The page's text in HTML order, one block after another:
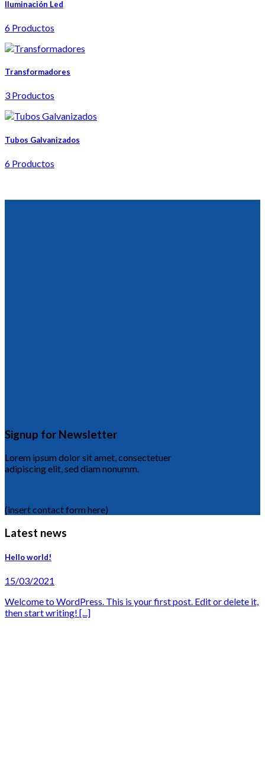
Iluminación Led
6 Productos
Transformadores
3 Productos
Tubos Galvanizados
6 Productos
Signup for Newsletter
Lorem ipsum dolor sit amet, consectetuer
adipiscing elit, sed diam nonumm.
(insert contact form here)
Latest news
Hello world!
15/03/2021
Welcome to WordPress. This is your first post. Edit or delete it,
then start writing! [...]